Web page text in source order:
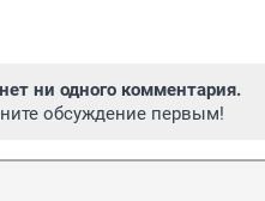
ни одного комментария.
обсуждение первым!